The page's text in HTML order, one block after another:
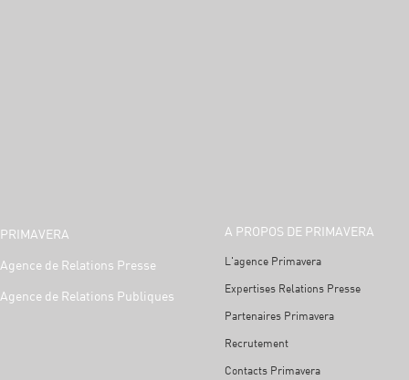
PRIMAVERA
Agence de Relations Presse
Agence de Relations Publiques
A PROPOS DE PRIMAVERA
L'agence Primavera
Expertises Relations Presse
Partenaires Primavera
Recrutement
Contacts Primavera